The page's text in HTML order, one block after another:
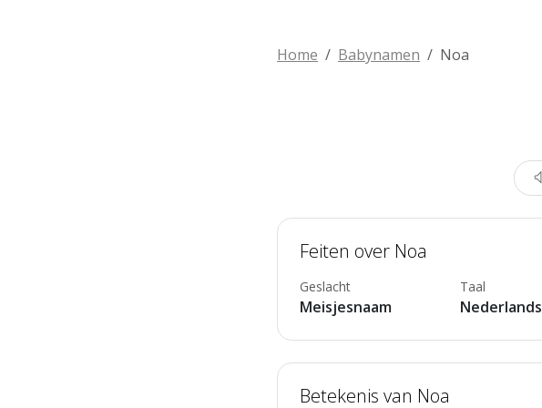
Home Babynamen Noa
Feiten over Noa
Geslacht
Meisjesnaam
Taal
Nederlands
Betekenis van Noa